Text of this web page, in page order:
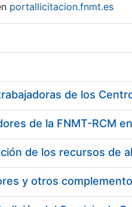
portallicitacion.fnmt.es
y otros